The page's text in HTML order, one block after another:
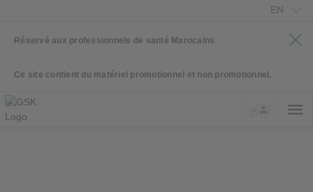
EN
Réservé aux professionnels de santé Marocains
Ce site contient du matériel promotionnel et non promotionnel.